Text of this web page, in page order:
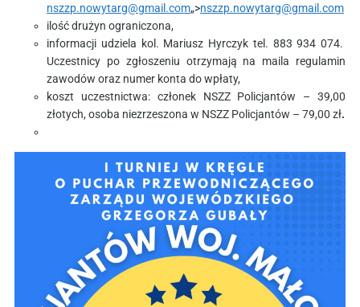
nszzp.nowytarg@gmail.com„>nszzp.nowytarg@gmail.com
ilość drużyn ograniczona,
informacji udziela kol. Mariusz Hyrczyk tel. 883 934 074.
Uczestnicy po zgłoszeniu otrzymają na maila regulamin
zawodów oraz numer konta do wpłaty,
koszt uczestnictwa: członek NSZZ Policjantów – 39,00
złotych, osoba niezrzeszona w NSZZ Policjantów – 79,00 zł.